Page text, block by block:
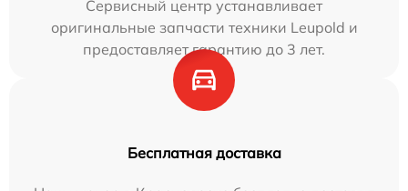
Сервисный центр устанавливает
оригинальные запчасти техники Leupold и
предоставляет гарантию до 3 лет.
Бесплатная доставка